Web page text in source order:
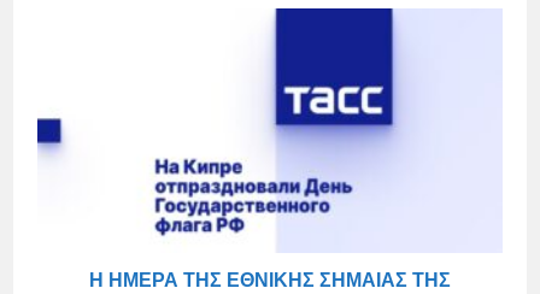
Η ΗΜΈΡΑ ΤΗΣ ΕΘΝΙΚΉΣ ΣΗΜΑΊΑΣ ΤΗΣ